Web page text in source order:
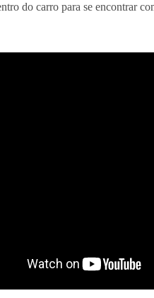
do carro para se encontrar